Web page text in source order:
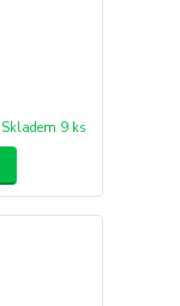
Skladem 9 ks